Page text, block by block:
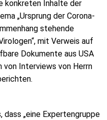
konkreten Inhalte der
„Ursprung der Corona-
stehende
mit Verweis auf
Dokumente aus USA
Interviews von Herrn
„eine Expertengruppe